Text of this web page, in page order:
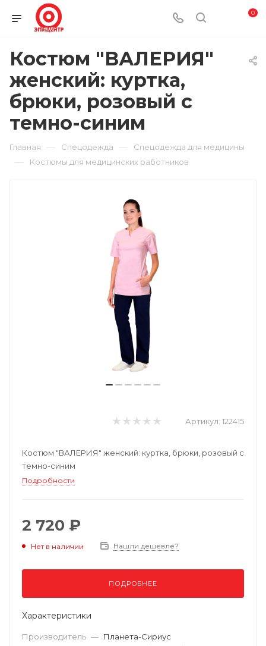
0
Костюм "ВАЛЕРИЯ"
женский: куртка,
брюки, розовый с
темно-синим
Главная — Спецодежда — Спецодежда для медицины
— Костюмы для медицинских работников
Артикул: 122415
Костюм "ВАЛЕРИЯ" женский: куртка, брюки, розовый с
темно-синим
Подробности
2 720 ₽
Нет в наличии Нашли дешевле?
ПОДРОБНЕЕ
Характеристики
Производитель — Планета-Сириус